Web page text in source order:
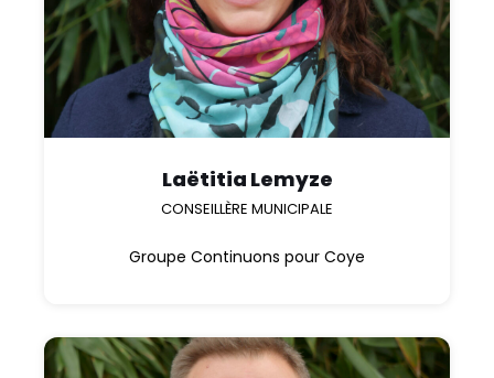
Laëtitia Lemyze
CONSEILLÈRE MUNICIPALE
Groupe Continuons pour Coye